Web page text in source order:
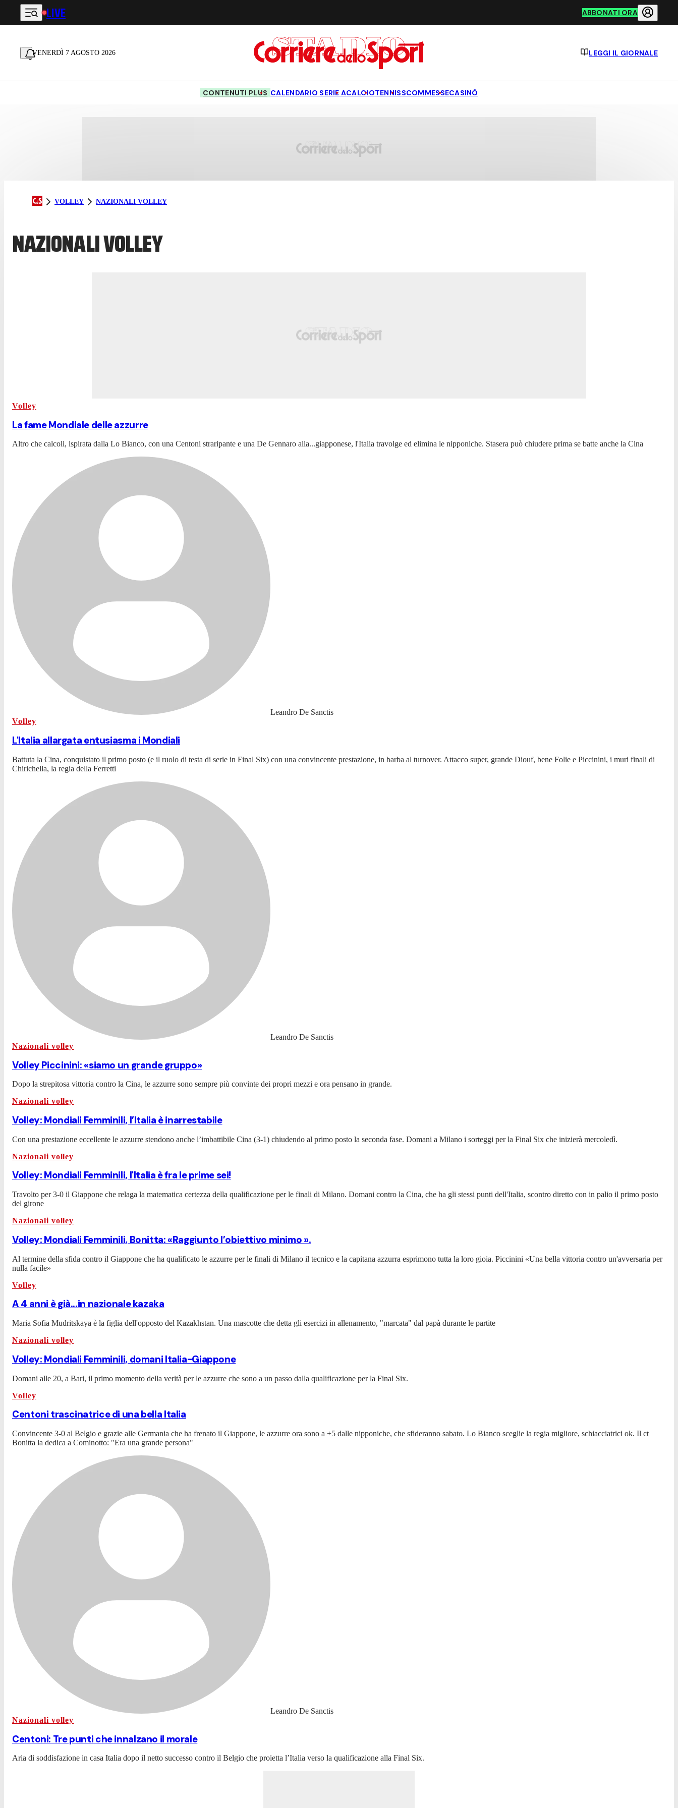
Vai al contenuto principale
LIVE ABBONATI ORA
VENERDÌ 7 AGOSTO 2026 LEGGI IL GIORNALE
CONTENUTI PLUS CALENDARIO SERIE ACALCIOTENNISSCOMMESSECASINÒ
VOLLEY NAZIONALI VOLLEY
NAZIONALI VOLLEY
Volley
La fame Mondiale delle azzurre
Altro che calcoli, ispirata dalla Lo Bianco, con una Centoni straripante e una De Gennaro alla...giapponese, l'Italia travolge ed elimina le nipponiche. Stasera può chiudere prima se batte anche la Cina
Leandro De Sanctis
Volley
L'Italia allargata entusiasma i Mondiali
Battuta la Cina, conquistato il primo posto (e il ruolo di testa di serie in Final Six) con una convincente prestazione, in barba al turnover. Attacco super, grande Diouf, bene Folie e Piccinini, i muri finali di
Chirichella, la regia della Ferretti
Leandro De Sanctis
Nazionali volley
Volley Piccinini: «siamo un grande gruppo»
Dopo la strepitosa vittoria contro la Cina, le azzurre sono sempre più convinte dei propri mezzi e ora pensano in grande.
Nazionali volley
Volley: Mondiali Femminili, l’Italia è inarrestabile
Con una prestazione eccellente le azzurre stendono anche l’imbattibile Cina (3-1) chiudendo al primo posto la seconda fase. Domani a Milano i sorteggi per la Final Six che inizierà mercoledì.
Nazionali volley
Volley: Mondiali Femminili, l'Italia è fra le prime sei!
Travolto per 3-0 il Giappone che relaga la matematica certezza della qualificazione per le finali di Milano. Domani contro la Cina, che ha gli stessi punti dell'Italia, scontro diretto con in palio il primo posto
del girone
Nazionali volley
Volley: Mondiali Femminili, Bonitta: «Raggiunto l’obiettivo minimo ».
Al termine della sfida contro il Giappone che ha qualificato le azzurre per le finali di Milano il tecnico e la capitana azzurra esprimono tutta la loro gioia. Piccinini «Una bella vittoria contro un'avversaria per
nulla facile»
Volley
A 4 anni è già...in nazionale kazaka
Maria Sofia Mudritskaya è la figlia dell'opposto del Kazakhstan. Una mascotte che detta gli esercizi in allenamento, "marcata" dal papà durante le partite
Nazionali volley
Volley: Mondiali Femminili, domani Italia-Giappone
Domani alle 20, a Bari, il primo momento della verità per le azzurre che sono a un passo dalla qualificazione per la Final Six.
Volley
Centoni trascinatrice di una bella Italia
Convincente 3-0 al Belgio e grazie alle Germania che ha frenato il Giappone, le azzurre ora sono a +5 dalle nipponiche, che sfideranno sabato. Lo Bianco sceglie la regia migliore, schiacciatrici ok. Il ct
Bonitta la dedica a Cominotto: "Era una grande persona"
Leandro De Sanctis
Nazionali volley
Centoni: Tre punti che innalzano il morale
Aria di soddisfazione in casa Italia dopo il netto successo contro il Belgio che proietta l’Italia verso la qualificazione alla Final Six.